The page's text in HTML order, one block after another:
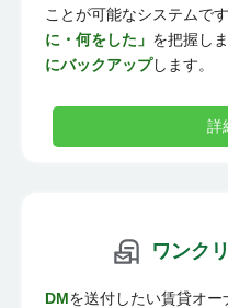
ことが可能なシステムです
に・何をした」 を把握し
にバックアップします。
詳
ワンク
DMを送付したい賃貸オー